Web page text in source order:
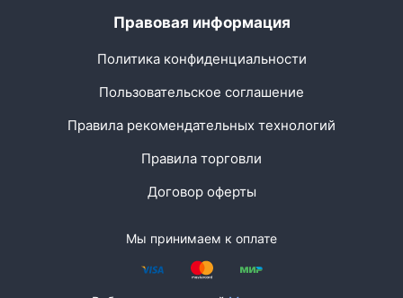
Правовая информация
Политика конфиденциальности
Пользовательское соглашение
Правила рекомендательных технологий
Правила торговли
Договор оферты
Мы принимаем к оплате